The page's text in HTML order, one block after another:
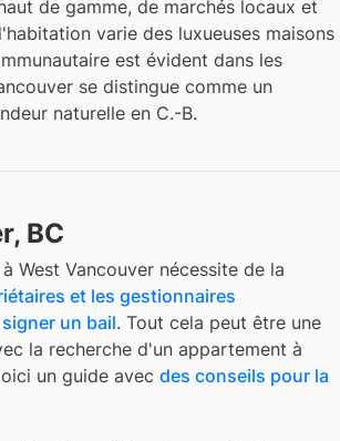
de gamme, de marchés locaux et
varie des luxueuses maisons
est évident dans les
se distingue comme un
naturelle en C.-B.
BC
à West Vancouver nécessite de la
et les gestionnaires
signer un bail. Tout cela peut être une
la recherche d'un appartement à
un guide avec des conseils pour la